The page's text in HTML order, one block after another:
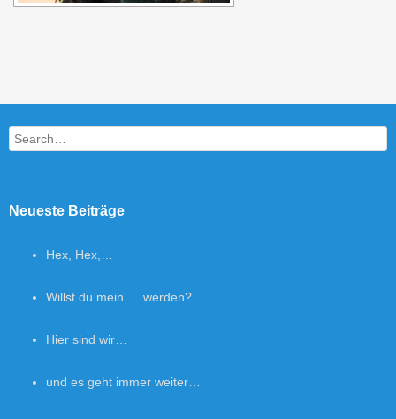
Search
Neueste Beiträge
Hex, Hex,…
Willst du mein … werden?
Hier sind wir…
und es geht immer weiter…